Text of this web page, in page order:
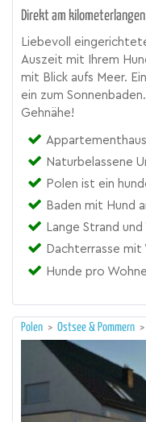
Direkt am
Liebevoll
Auszeit mit Ihrem
mit Blick aufs Meer.
ein zum
Gehnähe!
Naturbelassene
Polen ist ein
Baden mit Hund
Lange Strand
Dachterrasse mit
Hunde pro
Polen > Ostsee & Pommern >